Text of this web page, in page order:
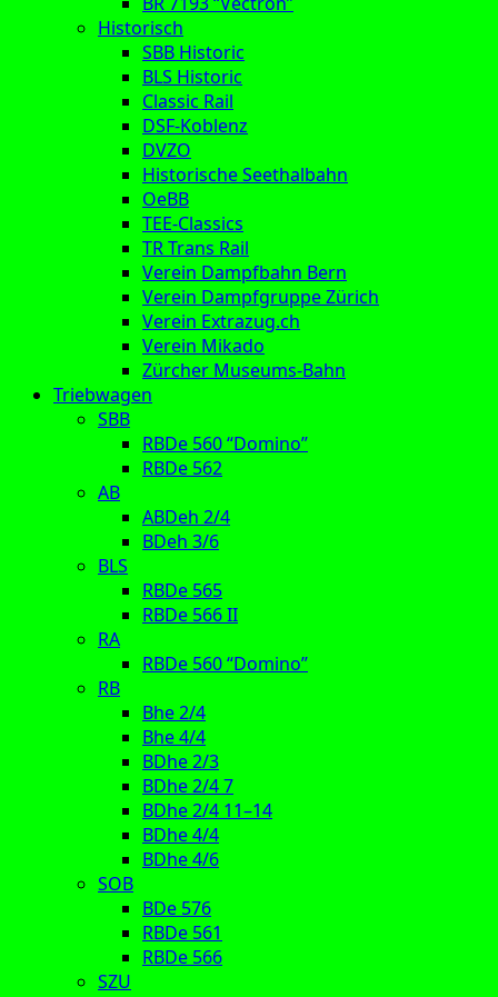
Historisch
SBB Historic
BLS Historic
Classic Rail
DSF-Koblenz
DVZO
Historische Seethalbahn
OeBB
TEE-Classics
TR Trans Rail
Verein Dampfbahn Bern
Verein Dampfgruppe Zürich
Verein Extrazug.ch
Verein Mikado
Zürcher Museums-Bahn
Triebwagen
SBB
RBDe 560 “Domino”
RBDe 562
AB
ABDeh 2/4
BDeh 3/6
BLS
RBDe 565
RBDe 566 II
RA
RBDe 560 “Domino”
RB
Bhe 2/4
Bhe 4/4
BDhe 2/3
BDhe 2/4 7
BDhe 2/4 11–14
BDhe 4/4
BDhe 4/6
SOB
BDe 576
RBDe 561
RBDe 566
SZU